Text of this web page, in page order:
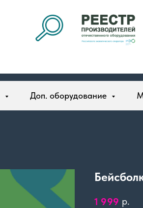
Доп. оборудование
1 999 р.